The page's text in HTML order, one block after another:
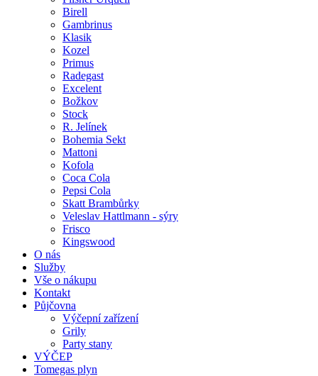
Birell
Gambrinus
Klasik
Kozel
Primus
Radegast
Excelent
Božkov
Stock
R. Jelínek
Bohemia Sekt
Mattoni
Kofola
Coca Cola
Pepsi Cola
Skatt Brambůrky
Veleslav Hattlmann - sýry
Frisco
Kingswood
O nás
Služby
Vše o nákupu
Kontakt
Půjčovna
Výčepní zařízení
Grily
Party stany
VÝČEP
Tomegas plyn